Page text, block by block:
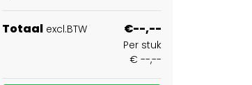
Totaal excl.BTW €--,--
Per stuk
€ --,--